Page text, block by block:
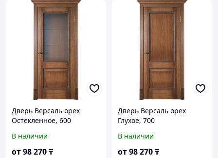
Дверь Версаль орех
Остекленное, 600
В наличии
от98 270₸
Дверь Версаль орех
Глухое, 700
В наличии
от98 270₸